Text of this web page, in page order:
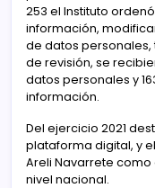
253 el Instituto
información,
de datos personales,
de revisión, se
datos personales y
información.
Del ejercicio 2021
plataforma digital, y
Areli Navarrete
nivel nacional.